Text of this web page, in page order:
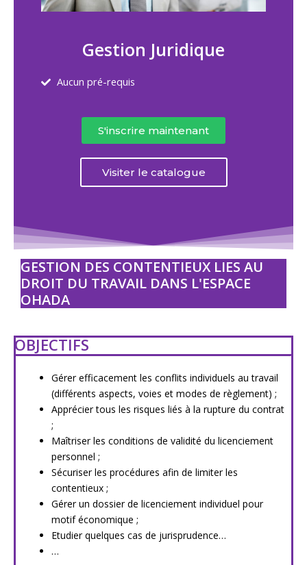
Gestion Juridique
Aucun pré-requis
S'inscrire maintenant
Visiter le catalogue
GESTION DES CONTENTIEUX LIES AU
DROIT DU TRAVAIL DANS L'ESPACE
OHADA
OBJECTIFS
Gérer efficacement les conflits individuels au travail
(différents aspects, voies et modes de règlement) ;
Apprécier tous les risques liés à la rupture du contrat
;
Maîtriser les conditions de validité du licenciement
personnel ;
Sécuriser les procédures afin de limiter les
contentieux ;
Gérer un dossier de licenciement individuel pour
motif économique ;
Etudier quelques cas de jurisprudence…
…